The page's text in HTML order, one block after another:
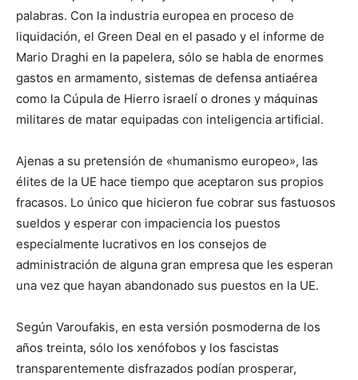
palabras. Con la industria europea en proceso de
liquidación, el Green Deal en el pasado y el informe de
Mario Draghi en la papelera, sólo se habla de enormes
gastos en armamento, sistemas de defensa antiaérea
como la Cúpula de Hierro israelí o drones y máquinas
militares de matar equipadas con inteligencia artificial.
Ajenas a su pretensión de «humanismo europeo», las
élites de la UE hace tiempo que aceptaron sus propios
fracasos. Lo único que hicieron fue cobrar sus fastuosos
sueldos y esperar con impaciencia los puestos
especialmente lucrativos en los consejos de
administración de alguna gran empresa que les esperan
una vez que hayan abandonado sus puestos en la UE.
Según Varoufakis, en esta versión posmoderna de los
años treinta, sólo los xenófobos y los fascistas
transparentemente disfrazados podían prosperar,